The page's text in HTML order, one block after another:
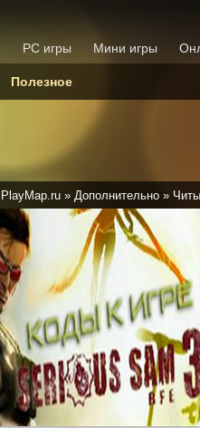
PlayMap.ru » Дополнительно »
PC игры Мини игры
Полезное